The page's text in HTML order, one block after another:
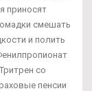
приносят
смешать
и полить
со
пенсии